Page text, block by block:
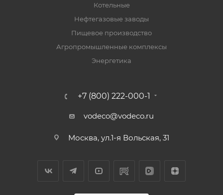
Котельные
Нефтегазовые заводы
Пищевое производство
Агропромышленные комплексы
Энергетика
+7 (800) 222-000-1
vodeco@vodeco.ru
Москва, ул.1-я Вольская, 31